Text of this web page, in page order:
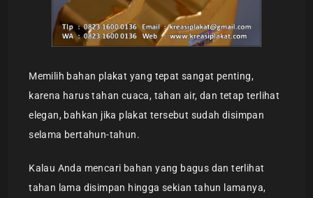
Memilih bahan plakat yang tepat sangat penting,
karena harus tahan cuaca, tahan air, dan tetap terlihat
elegan, bahkan jika plakat tersebut sudah disimpan
selama bertahun-tahun.
Kalau Anda mencari bahan yang bagus dan terlihat
tahan lama disimpan hingga sekian tahun lamanya,